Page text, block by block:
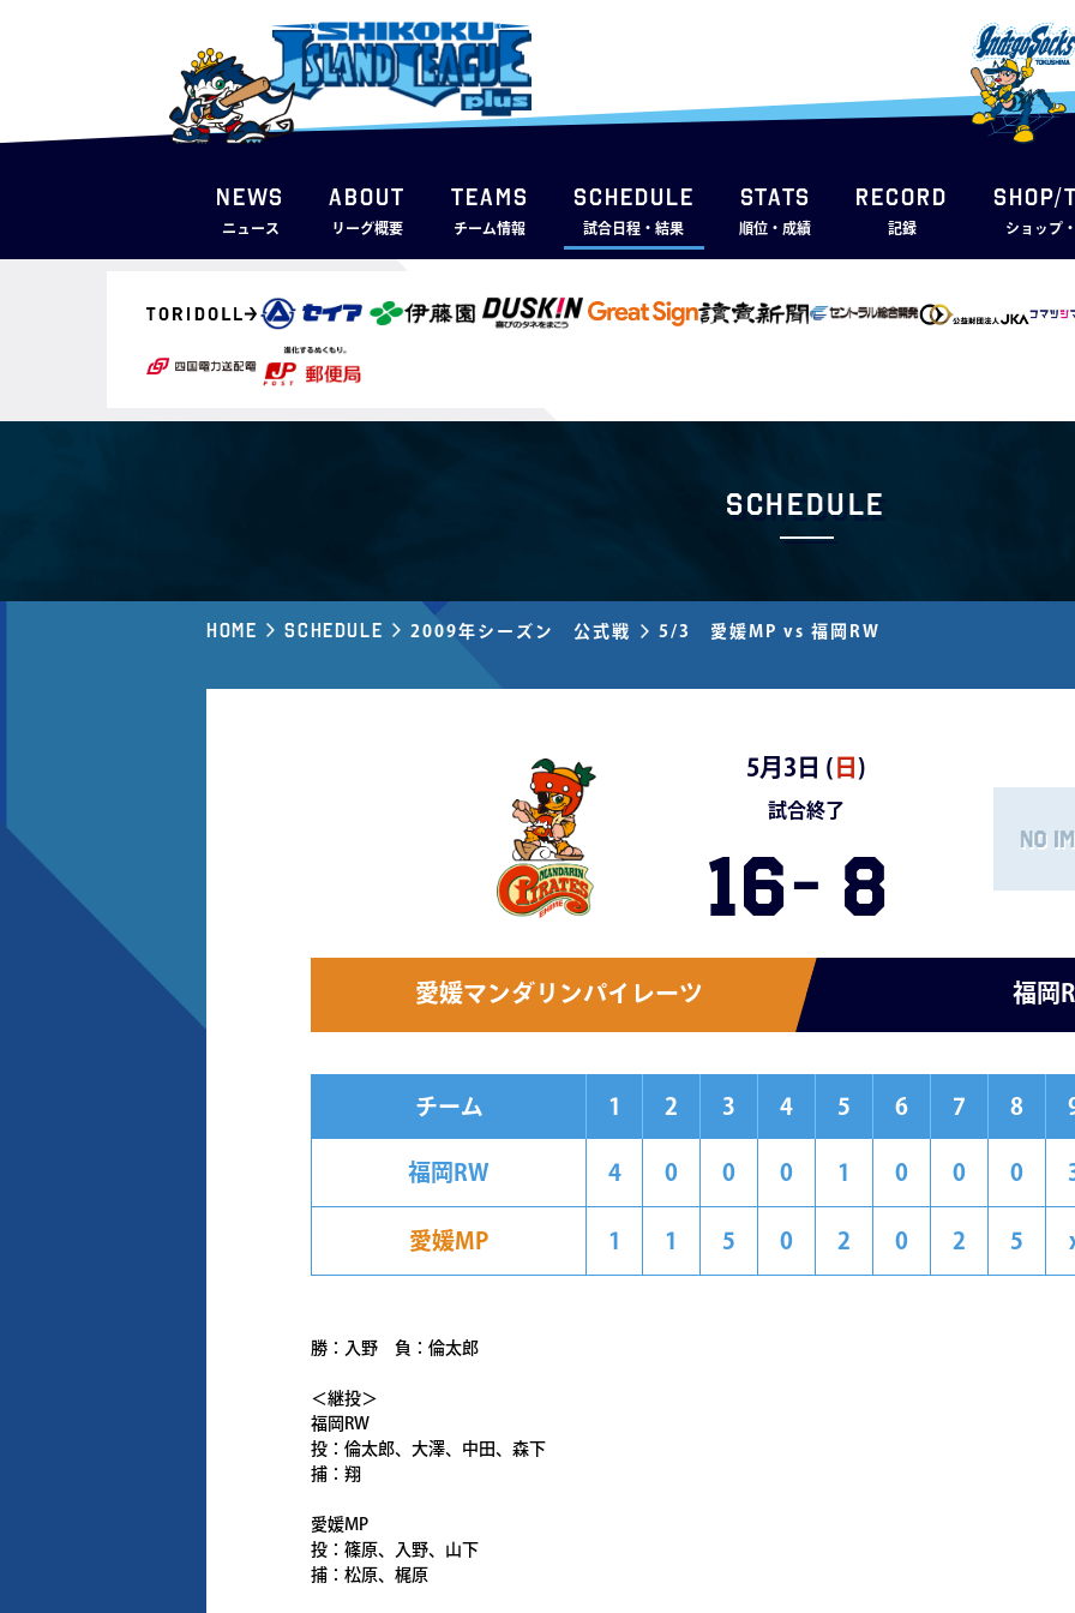
NEWS
ニュース
ABOUT
リーグ概要
TEAMS
チーム情報
SCHEDULE
試合日程・結果
STATS
順位・成績
RECORD
記録
SHOP/
ショップ
Schedule
Home Schedule 2009年シーズン 公式戦 5/3 愛媛MP vs 福岡RW
5月3日 ( 日 )
試合終了
16- 8
愛媛マンダリンパイレーツ 福岡
チーム 1 2 3 4 5 6 7 8
福岡RW 4 0 0 0 1 0 0 0
愛媛MP 1 1 5 0 2 0 2 5
勝：入野 負：倫太郎
＜継投＞
福岡RW
投：倫太郎、大澤、中田、森下
捕：翔
愛媛MP
投：篠原、入野、山下
捕：松原、梶原